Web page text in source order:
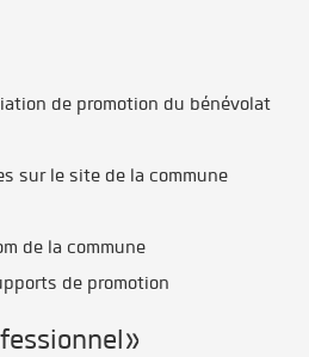
de promotion du bénévolat
sur le site de la commune
de la commune
de promotion